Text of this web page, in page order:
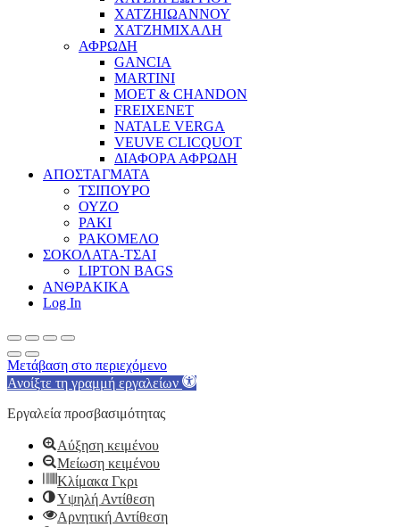
ΧΑΤΖΗΙΩΑΝΝΟΥ
ΧΑΤΖΗΜΙΧΑΛΗ
ΑΦΡΩΔΗ
GANCIA
MARTINI
MOET & CHANDON
FREIXENET
NATALE VERGA
VEUVE CLICQUOT
ΔΙΑΦΟΡΑ ΑΦΡΩΔΗ
ΑΠΟΣΤΑΓΜΑΤΑ
ΤΣΙΠΟΥΡΟ
ΟΥΖΟ
ΡΑΚΙ
ΡΑΚΟΜΕΛΟ
ΣΟΚΟΛΑΤΑ-ΤΣΑΙ
LIPTON BAGS
ΑΝΘΡΑΚΙΚΑ
Log In
Μετάβαση στο περιεχόμενο
Ανοίξτε τη γραμμή εργαλείων
Εργαλεία προσβασιμότητας
Αύξηση κειμένου
Μείωση κειμένου
Κλίμακα Γκρι
Υψηλή Αντίθεση
Αρνητική Αντίθεση